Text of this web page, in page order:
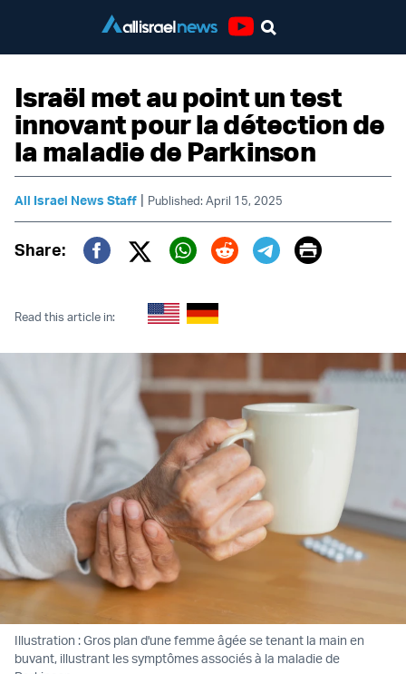
Israël met au point un test
innovant pour la détection de
la maladie de Parkinson
All Israel News Staff | Published: April 15, 2025
Share:
Twitter (X)
Print
Read this article in:
Illustration : Gros plan d'une femme âgée se tenant la main en
buvant, illustrant les symptômes associés à la maladie de